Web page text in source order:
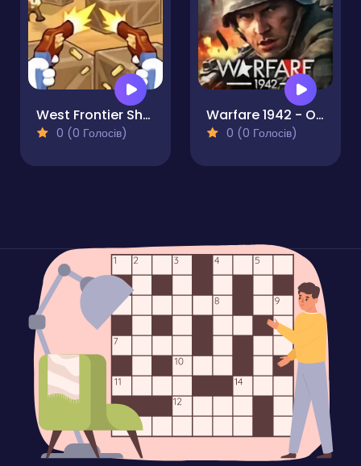
West Frontier Sharpshooter 3D
0 (0 Голосів)
Warfare 1942 - Online Shooter
0 (0 Голосів)